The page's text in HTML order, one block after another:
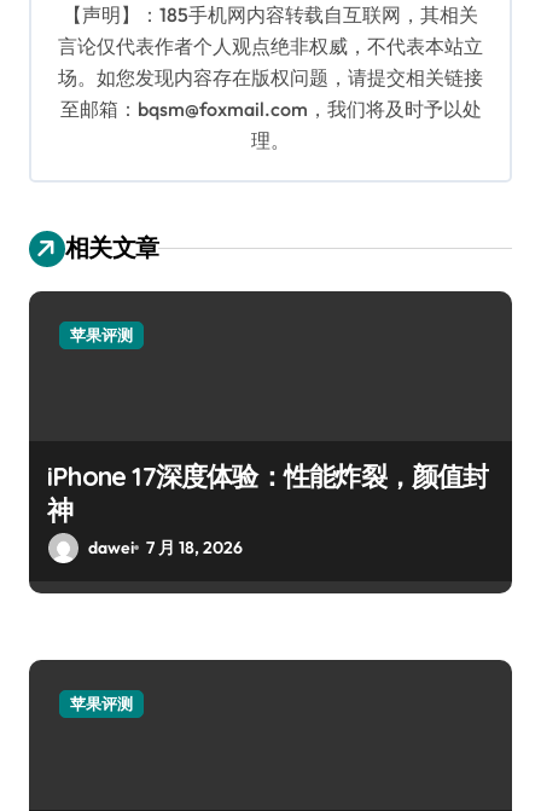
【声明】：185手机网内容转载自互联网，其相关
言论仅代表作者个人观点绝非权威，不代表本站立
场。如您发现内容存在版权问题，请提交相关链接
至邮箱：bqsm@foxmail.com，我们将及时予以处
理。
相关文章
苹果评测
iPhone 17深度体验：性能炸裂，颜值封
神
dawei 7 月 18, 2026
苹果评测